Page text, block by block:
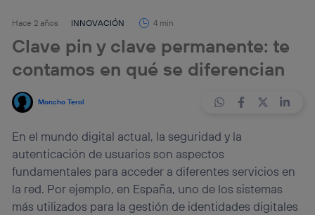
Hace 2 años INNOVACIÓN 4 min
Clave pin y clave permanente: te
contamos en qué se diferencian
Moncho Terol
En el mundo digital actual, la seguridad y la
autenticación de usuarios son aspectos
fundamentales para acceder a diferentes servicios en
la red. Por ejemplo, en España, uno de los sistemas
más utilizados para la gestión de identidades digitales